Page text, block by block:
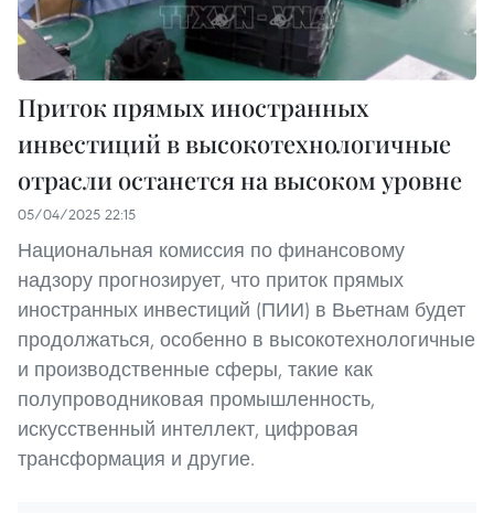
Приток прямых иностранных
инвестиций в высокотехнологичные
отрасли останется на высоком уровне
05/04/2025 22:15
Национальная комиссия по финансовому
надзору прогнозирует, что приток прямых
иностранных инвестиций (ПИИ) в Вьетнам будет
продолжаться, особенно в высокотехнологичные
и производственные сферы, такие как
полупроводниковая промышленность,
искусственный интеллект, цифровая
трансформация и другие.